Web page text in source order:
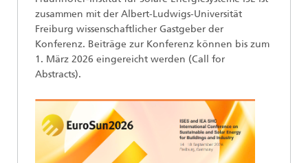
zusammen mit der Albert-Ludwigs-Universität
Freiburg wissenschaftlicher Gastgeber der
Konferenz. Beiträge zur Konferenz können bis zum
1. März 2026 eingereicht werden (Call for
Abstracts).